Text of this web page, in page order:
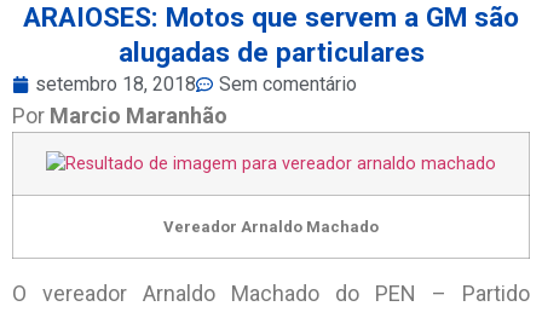
ARAIOSES: Motos que servem a GM são
alugadas de particulares
setembro 18, 2018 Sem comentário
Por Marcio Maranhão
Vereador Arnaldo Machado
O vereador Arnaldo Machado do PEN – Partido